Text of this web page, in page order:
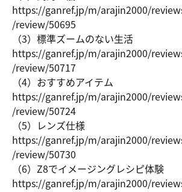
https://ganref.jp/m/arajin2000/
/review/50695
（3）標準ズームのない生活
https://ganref.jp/m/arajin2000/
/review/50717
（4）おすすめアイテム
https://ganref.jp/m/arajin2000/
/review/50724
（5）レンズ仕様
https://ganref.jp/m/arajin2000/
/review/50730
（6）Z8でイメージングレシピ体験
https://ganref.jp/m/arajin2000/